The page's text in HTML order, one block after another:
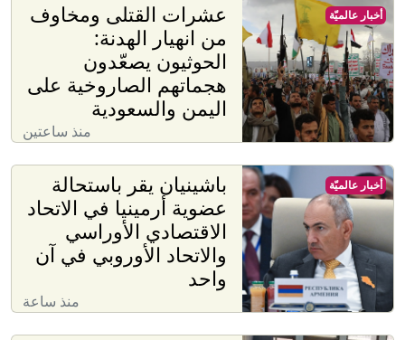
عشرات القتلى ومخاوف
من انهيار الهدنة:
الحوثيون يصعّدون
هجماتهم الصاروخية على
اليمن والسعودية
منذ ساعتين
أخبار عالميّة
باشينيان يقر باستحالة
عضوية أرمينيا في الاتحاد
الاقتصادي الأوراسي
والاتحاد الأوروبي في آن
واحد
منذ ساعة
أخبار عالميّة